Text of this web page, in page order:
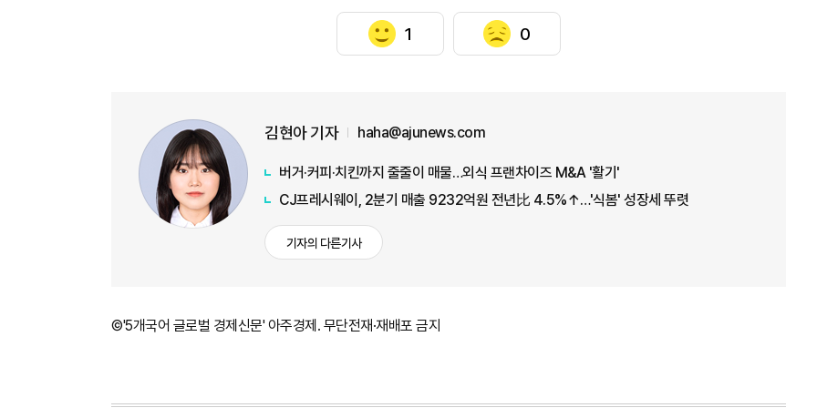
1 0
김현아 기자 haha@ajunews.com
버거·커피·치킨까지 줄줄이 매물…외식 프랜차이즈 M&A '활기'
CJ프레시웨이, 2분기 매출 9232억원 전년比 4.5%↑…'식봄' 성장세 뚜렷
기자의 다른기사
©'5개국어 글로벌 경제신문' 아주경제. 무단전재·재배포 금지